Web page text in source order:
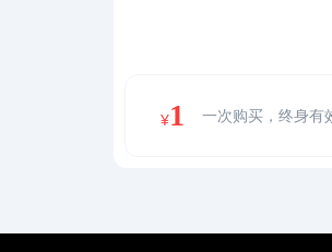
¥1 一次购买，终身有